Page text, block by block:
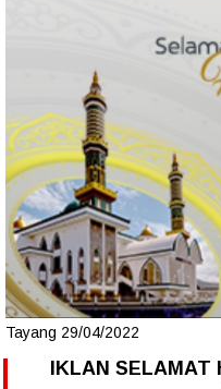
Tayang 29/04/2022
IKLAN SELAMAT